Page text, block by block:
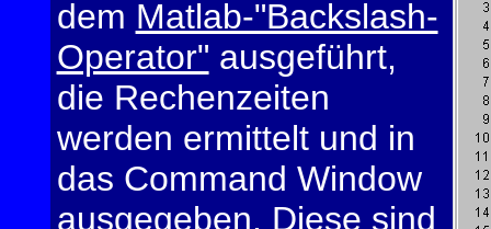
dem Matlab-"Backslash-
Operator" ausgeführt,
die Rechenzeiten
werden ermittelt und in
das Command Window
ausgegeben. Diese sind